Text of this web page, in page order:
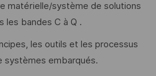
matérielle/système de solutions
les bandes C à Q .
les outils et les processus
systèmes embarqués.